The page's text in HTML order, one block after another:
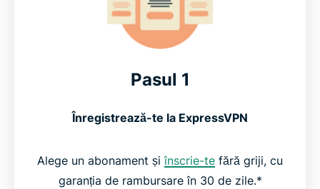
Pasul 1
Înregistrează-te la ExpressVPN
Alege un abonament șiînscrie-te fără griji, cu
garanția de rambursare în 30 de zile.*